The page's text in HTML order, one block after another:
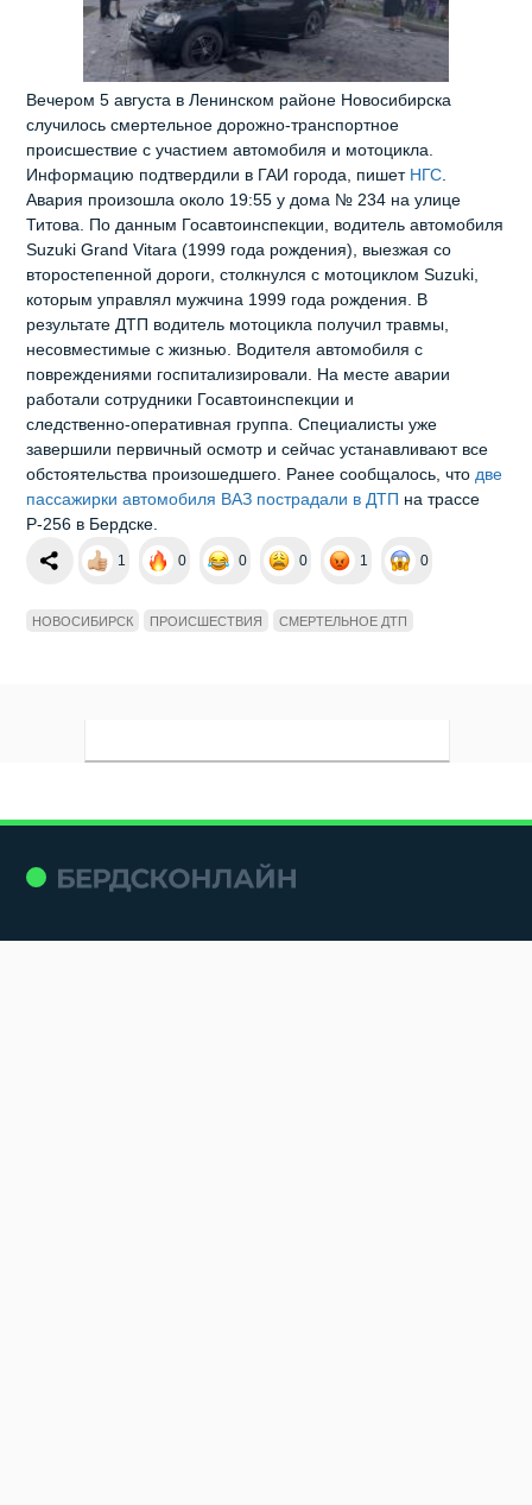
Вечером 5 августа в Ленинском районе Новосибирска
случилось смертельное дорожно‑транспортное
происшествие с участием автомобиля и мотоцикла.
Информацию подтвердили в ГАИ города, пишет НГС.
Авария произошла около 19:55 у дома № 234 на улице
Титова. По данным Госавтоинспекции, водитель автомобиля
Suzuki Grand Vitara (1999 года рождения), выезжая со
второстепенной дороги, столкнулся с мотоциклом Suzuki,
которым управлял мужчина 1999 года рождения. В
результате ДТП водитель мотоцикла получил травмы,
несовместимые с жизнью. Водителя автомобиля с
повреждениями госпитализировали. На месте аварии
работали сотрудники Госавтоинспекции и
следственно‑оперативная группа. Специалисты уже
завершили первичный осмотр и сейчас устанавливают все
обстоятельства произошедшего. Ранее сообщалось, чтодве
пассажирки автомобиля ВАЗ пострадали в ДТП на трассе
Р-256 в Бердске.
1 0 0 0 1 0
НОВОСИБИРСК ПРОИСШЕСТВИЯ СМЕРТЕЛЬНОЕ ДТП